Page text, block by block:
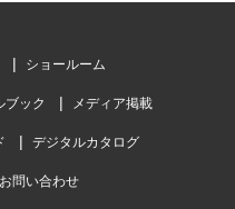
ショールーム
ブック メディア掲載
デジタルカタログ
お問い合わせ